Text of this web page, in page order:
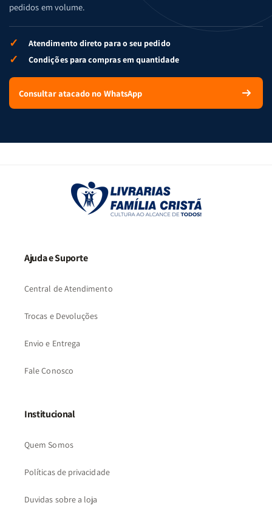
pedidos em volume.
✓ Atendimento direto para o seu pedido
✓ Condições para compras em quantidade
Consultar atacado no WhatsApp
Ajuda e Suporte
Central de Atendimento
Trocas e Devoluções
Envio e Entrega
Fale Conosco
Institucional
Quem Somos
Políticas de privacidade
Duvidas sobre a loja